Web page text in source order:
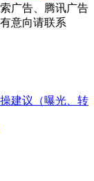
广告、腾讯广告
意向请联系
建议（曝光、转